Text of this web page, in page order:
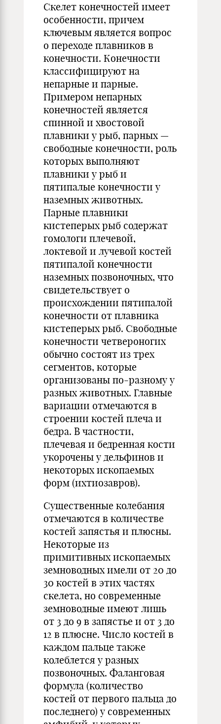
Скелет конечностей имеет
особенности, причем
ключевым является вопрос
о переходе плавников в
конечности. Конечности
классифицируют на
непарные и парные.
Примером непарных
конечностей является
спинной и хвостовой
плавники у рыб, парных —
свободные конечности, роль
которых выполняют
плавники у рыб и
пятипалые конечности у
наземных животных.
Парные плавники
кистеперых рыб содержат
гомологи плечевой,
локтевой и лучевой костей
пятипалой конечности
наземных позвоночных, что
свидетельствует о
происхождении пятипалой
конечности от плавника
кистеперых рыб. Свободные
конечности четвероногих
обычно состоят из трех
сегментов, которые
организованы по-разному у
разных животных. Главные
вариации отмечаются в
строении костей плеча и
бедра. В частности,
плечевая и бедренная кости
укорочены у дельфинов и
некоторых ископаемых
форм (ихтиозавров).
Существенные колебания
отмечаются в количестве
костей запястья и плюсны.
Некоторые из
примитивных ископаемых
земноводных имели от 20 до
30 костей в этих частях
скелета, но современные
земноводные имеют лишь
от 3 до 9 в запястье и от 3 до
12 в плюсне. Число костей в
каждом пальце также
колеблется у разных
позвоночных. Фаланговая
формула (количество
костей от первого пальца до
последнего) у современных